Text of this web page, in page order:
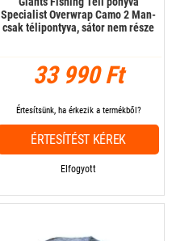
Specialist Overwrap Camo 2 Man-
csak télipontyva, sátor nem része
33 990 Ft
Elfogyott
Értesítsünk, ha érkezik a termékből?
ÉRTESÍTÉST KÉREK